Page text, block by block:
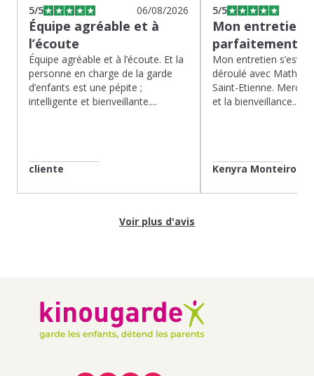
5/5 06/08/2026
Équipe agréable et à
l’écoute
Équipe agréable et à l’écoute. Et la
personne en charge de la garde
d’enfants est une pépite ;
intelligente et bienveillante....
cliente
5/5
Mon entretien
parfaitement…
Mon entretien s’est
déroulé avec Mathias
Saint-Etienne. Merci
et la bienveillance...
Kenyra Monteiro
Voir plus d'avis